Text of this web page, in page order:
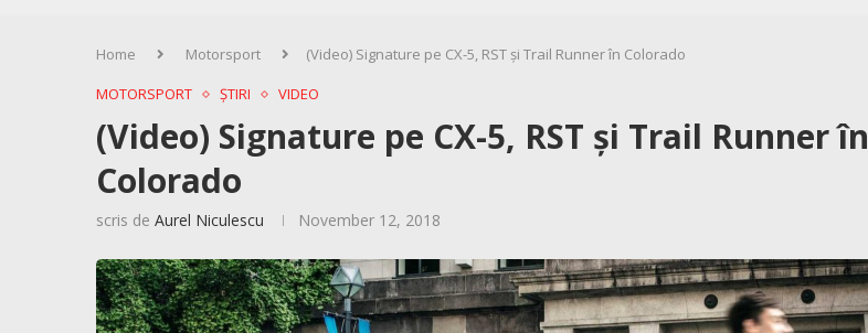
Home Motorsport
(Video) Signature pe CX-5, RST și Trail Runner în Colorado
MOTORSPORT
ȘTIRI VIDEO
(Video) Signature pe CX-5, RST și Trail Runner în
Colorado
scris de Aurel Niculescu November 12, 2018